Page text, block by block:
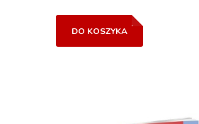
DO KOSZYKA